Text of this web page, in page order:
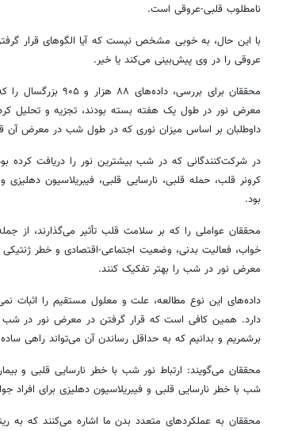
نامطلوب قلبی-عروقی است.
با این حال، به خوبی مشخص نیست که آیا الگوهای قرار
عروقی را در وی پیش‌بینی می‌کند یا خیر.
محققان برای بررسی،
داوطلبان بر اساس میزان نوری که در طول شب در معرض آن
در شرکت‌کنندگانی که در شب بیشترین نور را دریافت کرده
کرونر قلب، حمله قلبی، نارسایی قلبی، فیبریلاسیون
بود.
محققان عواملی را که بر سلامت قلب تأثیر می‌گذارند، از
خواب، فعالیت بدنی، وضعیت اجتماعی-اقتصادی و خطر ژنتیکی
معرض نور در شب را بهتر تفکیک کنند.
داده‌های این نوع مطالعه، علت و معلول مستقیم را اثبات
دارد. همین کافی است که قرار گرفتن در معرض نور در
برشمریم و بدانیم که به حداقل رساندن آن می‌تواند راهی
محققان می‌گویند: ارتباط نور شب با خطر نارسایی قلبی و
شب با خطر نارسایی قلبی و فیبریلاسیون دهلیزی برای افراد
محققان به عملکردهای متعدد بدن ما اشاره می‌کنند که به